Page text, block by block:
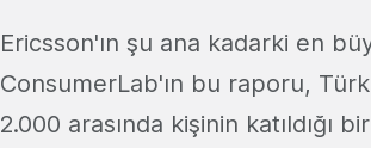
Ericsson'ın şu ana kadarki en
ConsumerLab'ın bu raporu,
2.000 arasında kişinin katıldığı